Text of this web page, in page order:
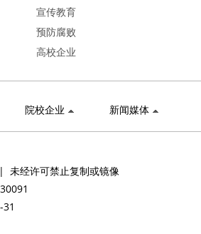
宣传教育
预防腐败
高校企业
院校企业 新闻媒体
未经许可禁止复制或镜像